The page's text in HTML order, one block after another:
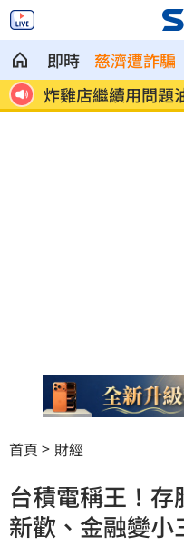
即時 慈濟遭詐騙
用問題油？洪健益控
首頁 財經
台積電稱王！
新歡、金融變小